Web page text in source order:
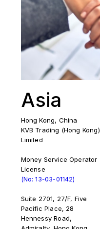
Asia
Hong Kong, China
KVB Trading (Hong Kong)
Limited
Money Service Operator
License
(No: 13-03-01142)
Suite 2701, 27/F, Five
Pacific Place, 28
Hennessy Road,